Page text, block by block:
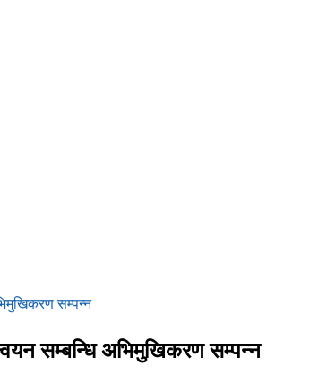
सम्पन्न
सम्बन्धि अभिमुखिकरण सम्पन्न